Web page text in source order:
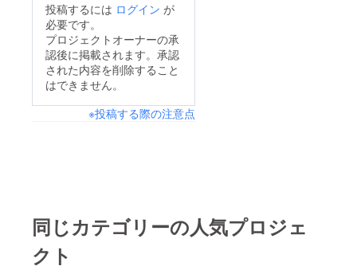
投稿するには ログイン が
必要です。
プロジェクトオーナーの承
認後に掲載されます。承認
された内容を削除すること
はできません。
※投稿する際の注意点
同じカテゴリーの人気プロジェ
クト